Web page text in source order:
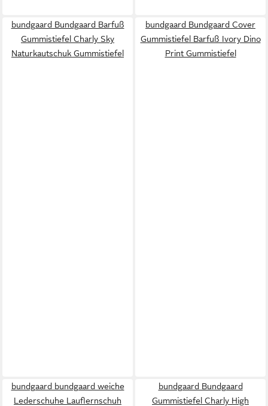
bundgaard Bundgaard Barfuß
Gummistiefel Charly Sky
Naturkautschuk Gummistiefel
bundgaard Bundgaard Cover
Gummistiefel Barfuß Ivory Dino
Print Gummistiefel
bundgaard bundgaard weiche
Lederschuhe Lauflernschuh
bundgaard Bundgaard
Gummistiefel Charly High